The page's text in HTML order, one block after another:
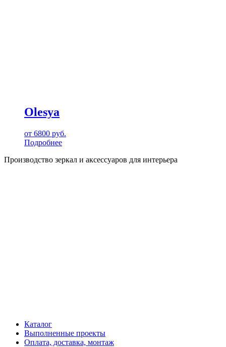
Olesya
от 6800 руб.
Подробнее
Производство зеркал и аксессуаров для интерьера
Каталог
Выполненные проекты
Оплата, доставка, монтаж